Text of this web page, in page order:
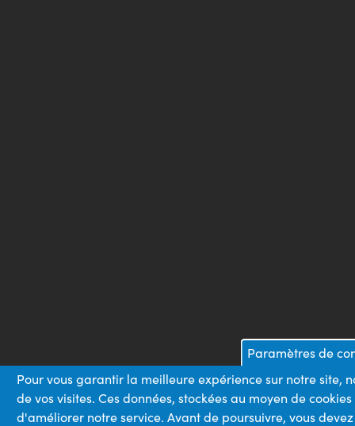
Paramètres de
Pour vous garantir la meilleure expérience sur notre site,
de vos visites. Ces données, stockées au moyen de
d'améliorer notre service. Avant de poursuivre, vous